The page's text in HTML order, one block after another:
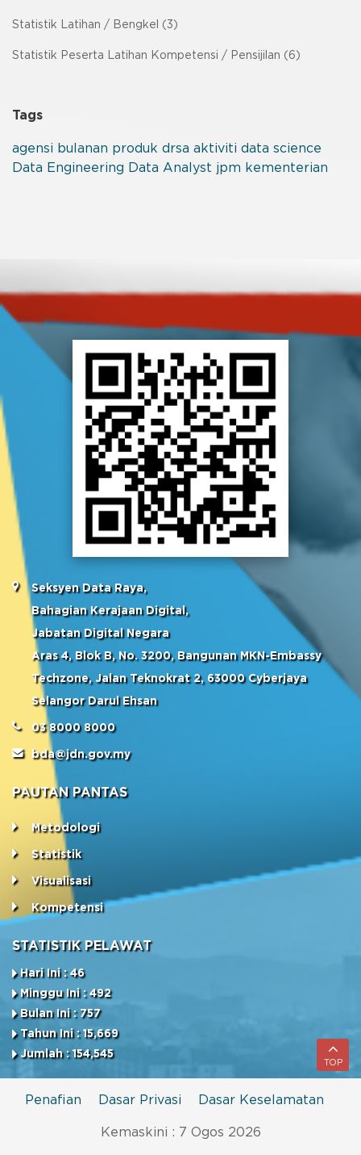
Statistik Latihan / Bengkel (3)
Statistik Peserta Latihan Kompetensi / Pensijilan (6)
Tags
agensi bulanan produk drsa aktiviti data science
Data Engineering Data Analyst jpm kementerian
Seksyen Data Raya,
Bahagian Kerajaan Digital,
Jabatan Digital Negara
Aras 4, Blok B, No. 3200, Bangunan MKN-Embassy
Techzone, Jalan Teknokrat 2, 63000 Cyberjaya
Selangor Darul Ehsan
03 8000 8000
bda@jdn.gov.my
PAUTAN PANTAS
Metodologi
Statistik
Visualisasi
Kompetensi
STATISTIK PELAWAT
Hari Ini : 46
Minggu Ini : 492
Bulan Ini : 757
Tahun Ini : 15,669
Jumlah : 154,545
Penafian Dasar Privasi Dasar Keselamatan
Kemaskini : 7 Ogos 2026
TOP